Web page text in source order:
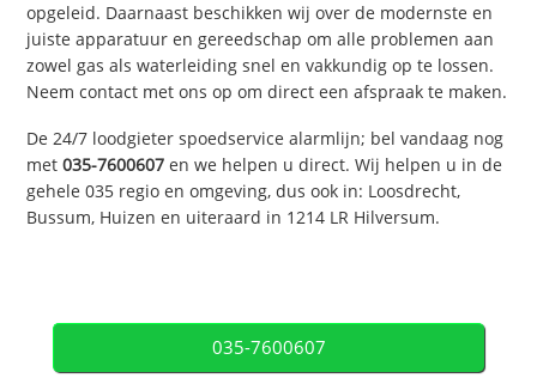
opgeleid. Daarnaast beschikken wij over de modernste en
juiste apparatuur en gereedschap om alle problemen aan
zowel gas als waterleiding snel en vakkundig op te lossen.
Neem contact met ons op om direct een afspraak te maken.
De 24/7 loodgieter spoedservice alarmlijn; bel vandaag nog
met035-7600607 en we helpen u direct. Wij helpen u in de
gehele 035 regio en omgeving, dus ook in: Loosdrecht,
Bussum, Huizen en uiteraard in 1214 LR Hilversum.
035-7600607